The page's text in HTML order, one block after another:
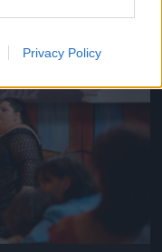
Privacy Policy